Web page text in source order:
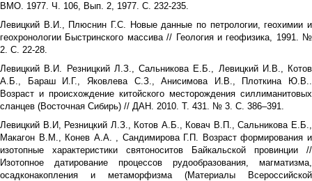
ВМО. 1977. Ч. 106, Вып. 2, 1977. С. 232-235.
Левицкий В.И., Плюснин Г.С. Новые данные по петрологии, геохимии и
геохронологии Быстринского массива // Геология и геофизика, 1991. №
2. С. 22-28.
Левицкий В.И. Резницкий Л.З., Сальникова Е.Б., Левицкий И.В., Котов
А.Б., Бараш И.Г., Яковлева С.З., Анисимова И.В., Плоткина Ю.В..
Возраст и происхождение китойского месторождения силлиманитовых
сланцев (Восточная Сибирь) // ДАН. 2010. Т. 431. № 3. С. 386–391.
Левицкий В.И, Резницкий Л.З., Котов А.Б., Ковач В.П., Сальникова Е.Б.,
Макагон В.М., Конев А.А. , Сандимирова Г.П. Возраст формирования и
изотопные характеристики святоноситов Байкальской провинции //
Изотопное датирование процессов рудообразования, магматизма,
осадконакопления и метаморфизма (Материалы Всероссийcкой